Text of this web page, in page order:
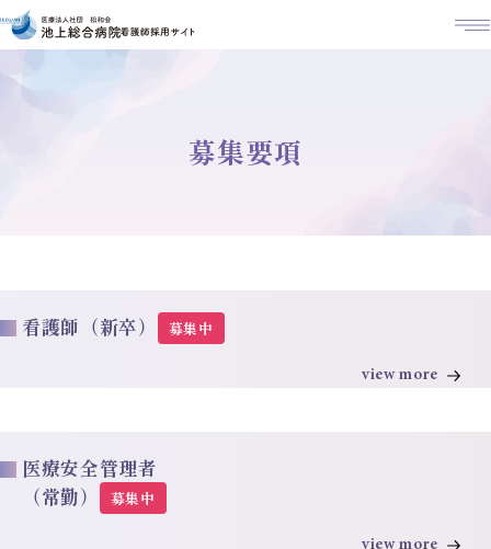
募集要項
看護師（新卒） 募集中
view more
医療安全管理者
（常勤）
募集中
view more